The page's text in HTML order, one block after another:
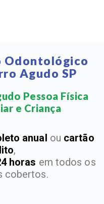
Odontológico
Agudo SP
Pessoa Física
e Criança​
anual ou cartão
,
horas em todos os
cobertos.